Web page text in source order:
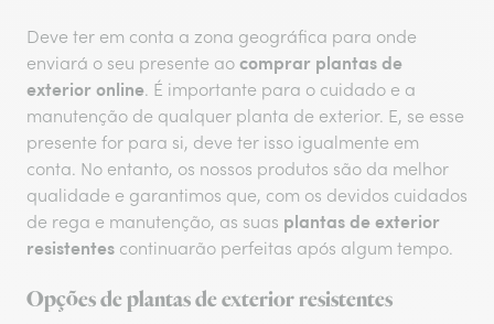
Deve ter em conta a zona geográfica para onde
enviará o seu presente ao comprar plantas de
exterior online. É importante para o cuidado e a
manutenção de qualquer planta de exterior. E, se esse
presente for para si, deve ter isso igualmente em
conta. No entanto, os nossos produtos são da melhor
qualidade e garantimos que, com os devidos cuidados
de rega e manutenção, as suas plantas de exterior
resistentes continuarão perfeitas após algum tempo.
Opções de plantas de exterior resistentes